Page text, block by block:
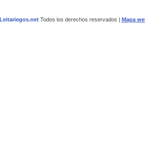
Leitariegos.netTodos los derechos reservados | Mapa